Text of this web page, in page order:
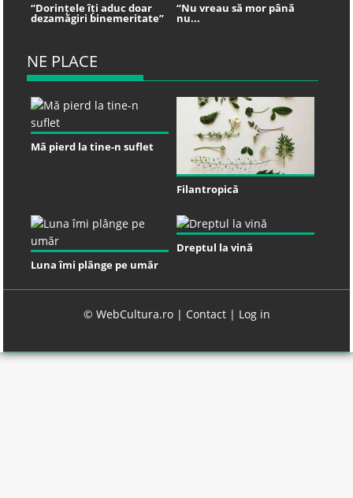
“Dorințele îți aduc doar
dezamăgiri binemeritate”
“Nu vreau să mor până
nu...
NE PLACE
Mă pierd la tine-n suflet
Filantropică
Luna îmi plânge pe umăr
Dreptul la vină
© WebCultura.ro | Contact| Log in